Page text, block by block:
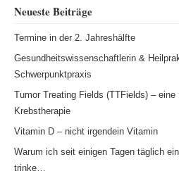
Neueste Beiträge
Termine in der 2. Jahreshälfte
Gesundheitswissenschaftlerin &
Schwerpunktpraxis
Tumor Treating Fields (TTFields) – eine
Krebstherapie
Vitamin D – nicht irgendein Vitamin
Warum ich seit einigen Tagen täglich
trinke…